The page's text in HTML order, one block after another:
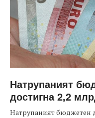
Натрупаният
достигна 2,2
Натрупаният бюджетен